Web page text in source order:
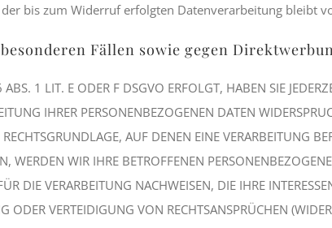
bis zum Widerruf erfolgten Datenverarbeitung bleibt
Fällen sowie gegen
1 LIT. E ODER F DSGVO ERFOLGT, HABEN SIE
IHRER PERSONENBEZOGENEN DATEN
AUF DENEN EINE VERARBEITUNG
WERDEN WIR IHRE BETROFFENEN
DIE VERARBEITUNG NACHWEISEN, DIE IHRE
VERTEIDIGUNG VON RECHTSANSPRÜCHEN